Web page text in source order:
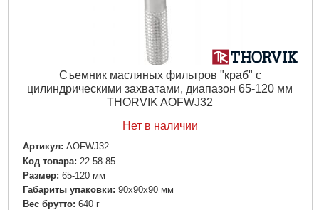
Съемник масляных фильтров "краб" с
цилиндрическими захватами, диапазон 65-120 мм
THORVIK AOFWJ32
Нет в наличии
Артикул: AOFWJ32
Код товара: 22.58.85
Размер: 65-120 мм
Габариты упаковки: 90x90x90 мм
Вес брутто: 640 г